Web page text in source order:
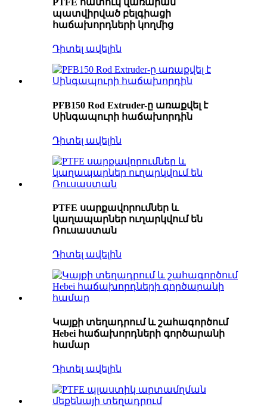
PTFE հատուկ վառարան՝
պատվիրված բելգիացի
հաճախորդների կողմից
Դիտել ավելին
PFB150 Rod Extruder-ը առաքվել է
Սինգապուրի հաճախորդին
Դիտել ավելին
PTFE սարքավորումներ և
կաղապարներ ուղարկվում են
Ռուսաստան
Դիտել ավելին
Կայքի տեղադրում և շահագործում
Hebei հաճախորդների գործարանի
համար
Դիտել ավելին